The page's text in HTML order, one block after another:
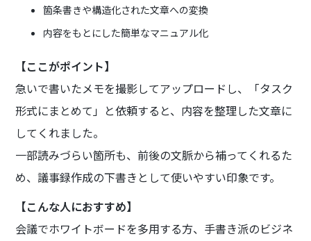
箇条書きや構造化された文章への変換
内容をもとにした簡単なマニュアル化
【ここがポイント】
急いで書いたメモを撮影してアップロードし、「タスク
形式にまとめて」と依頼すると、内容を整理した文章に
してくれました。
一部読みづらい箇所も、前後の文脈から補ってくれるた
め、議事録作成の下書きとして使いやすい印象です。
【こんな人におすすめ】
会議でホワイトボードを多用する方、手書き派のビジネ